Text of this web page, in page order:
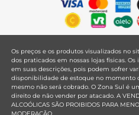
Os preços e os produtos visualizados no
dos praticados em nossas lojas físicas.
em suas descrições, pois podem sofrer
disponibilidade de estoque no momento
mesmo não será cobrado. O Zona Sul é
direito de não vender por atacado. A
ALCOÓLICAS SÃO PROIBIDOS PARA